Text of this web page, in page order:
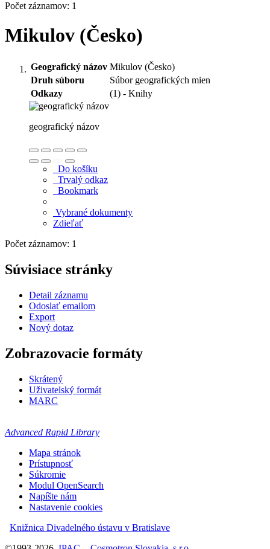
Počet záznamov: 1
Mikulov (Česko)
Geografický názov Mikulov (Česko)
Druh súboru
Súbor geografických mien
Odkazy
(1) - Knihy
geografický názov
Do košíku
Trvalý odkaz
Bookmark
Vybrané dokumenty
Zdieľať
Počet záznamov: 1
Súvisiace stránky
Detail záznamu
Odoslať emailom
Export
Nový dotaz
Zobrazovacie formáty
Skrátený
Uživatelský formát
MARC
Advanced Rapid Library
Mapa stránok
Prístupnosť
Súkromie
Modul OpenSearch
Napíšte nám
Nastavenie cookies
Knižnica Divadelného ústavu v Bratislave